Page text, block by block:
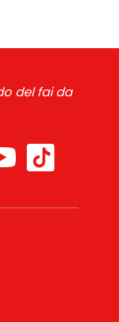
del fai da